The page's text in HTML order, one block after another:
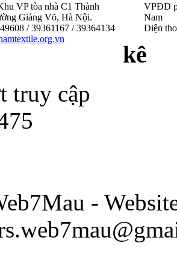
VP tòa nhà C1 Thành
Giảng Võ, Hà Nội .
/ 39361167 / 39364134
VPĐD
Nam
Điện
kê
truy cập
-